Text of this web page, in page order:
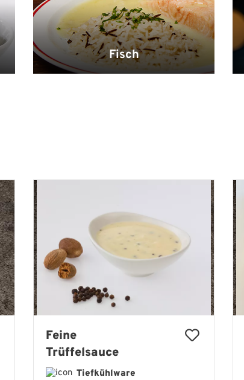
Fisch
Feine
Trüffelsauce
Tiefkühlware